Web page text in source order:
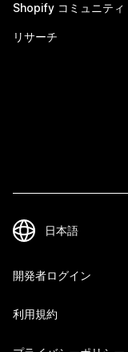
Shopify コミュニティ
リサーチ
開発者ログイン
利用規約